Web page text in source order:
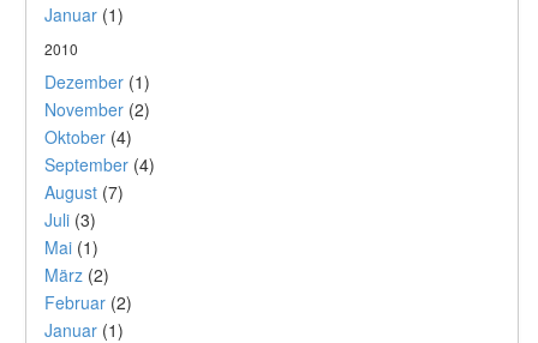
Januar (1)
2010
Dezember (1)
November (2)
Oktober (4)
September (4)
August (7)
Juli (3)
Mai (1)
März (2)
Februar (2)
Januar (1)